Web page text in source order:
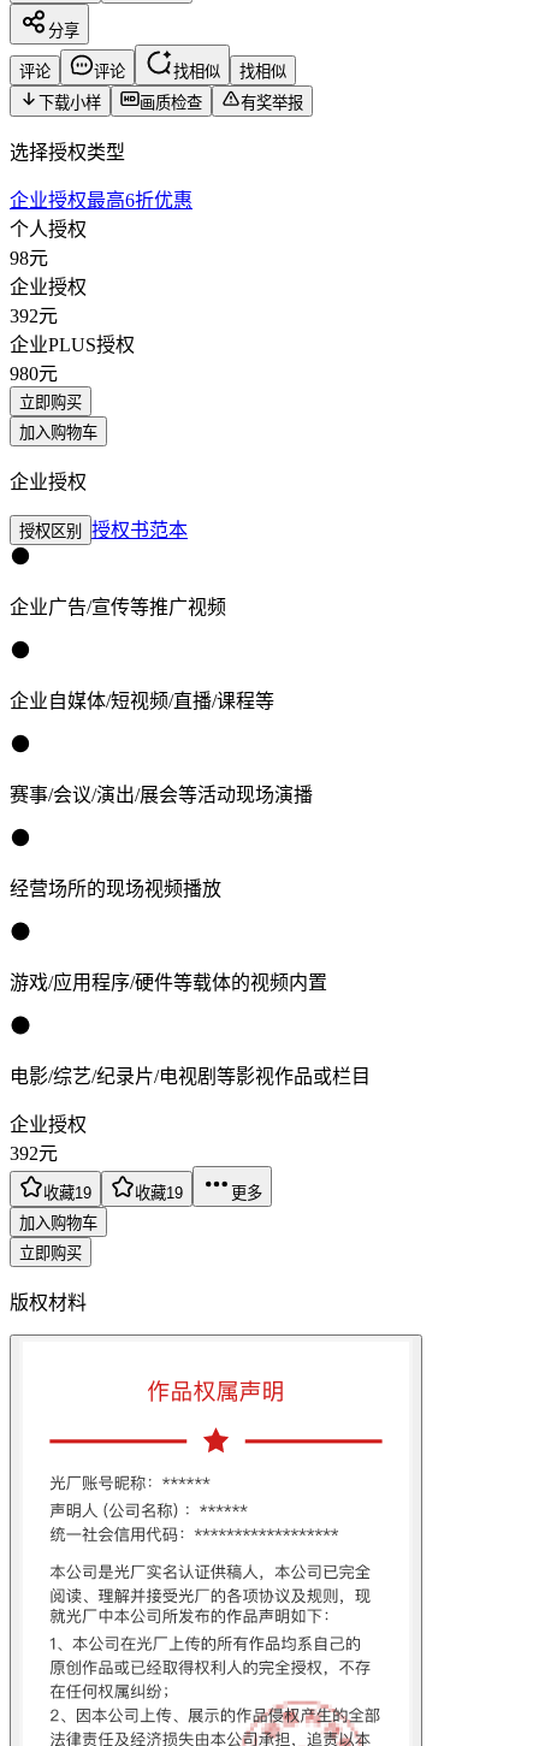
分享
评论 评论 找相似
找相似
下载小样
画质检查 有奖举报
选择授权类型
企业授权最高6折优惠
个人授权
98元
企业授权
392元
企业PLUS授权
980元
立即购买
加入购物车
企业授权
授权区别 授权书范本
企业广告/宣传等推广视频
企业自媒体/短视频/直播/课程等
赛事/会议/演出/展会等活动现场演播
经营场所的现场视频播放
游戏/应用程序/硬件等载体的视频内置
电影/综艺/纪录片/电视剧等影视作品或栏目
企业授权
392元
收藏19 收藏19
更多
加入购物车
立即购买
版权材料